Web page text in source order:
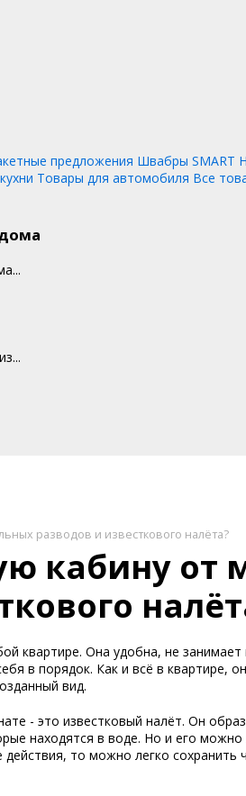
предложения Швабры SMART
Товары для автомобиля Все
разводов и известкового налёта?
кабину от
квартире. Она удобна, не занимает
в порядок. Как и всё в квартире,
вид.
- это известковый налёт. Он
находятся в воде. Но и его можно
то можно легко сохранить